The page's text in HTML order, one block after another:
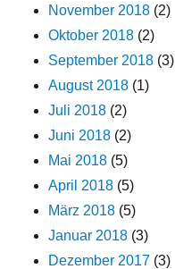
November 2018 (2)
Oktober 2018 (2)
September 2018 (3)
August 2018 (1)
Juli 2018 (2)
Juni 2018 (2)
Mai 2018 (5)
April 2018 (5)
März 2018 (5)
Januar 2018 (3)
Dezember 2017 (3)